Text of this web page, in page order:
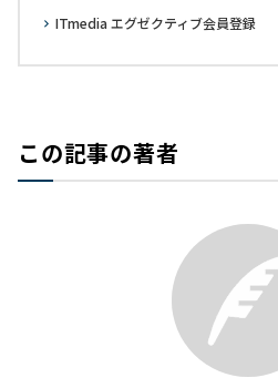
ITmedia エグゼクティブ会員登録
この記事の著者